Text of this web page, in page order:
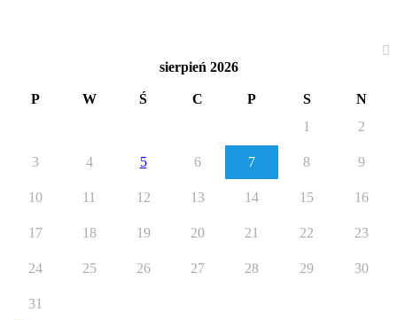
sierpień 2026
P W Ś C P S
N
1
2
3 4 5 6 7 8 9
10 11 12 13 14 15 16
17 18 19 20 21 22 23
24 25 26 27 28 29 30
31